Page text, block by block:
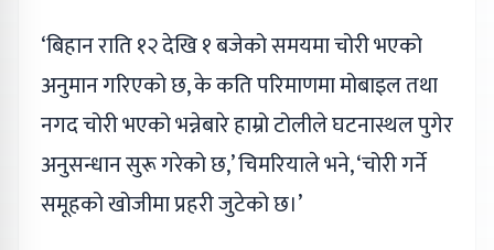
‘बिहान राति १२ देखि १ बजेको समयमा चोरी भएको
अनुमान गरिएको छ, के कति परिमाणमा मोबाइल तथा
नगद चोरी भएको भन्नेबारे हाम्रो टोलीले घटनास्थल पुगेर
अनुसन्धान सुरू गरेको छ,’ चिमरियाले भने, ‘चोरी गर्ने
समूहको खोजीमा प्रहरी जुटेको छ।’